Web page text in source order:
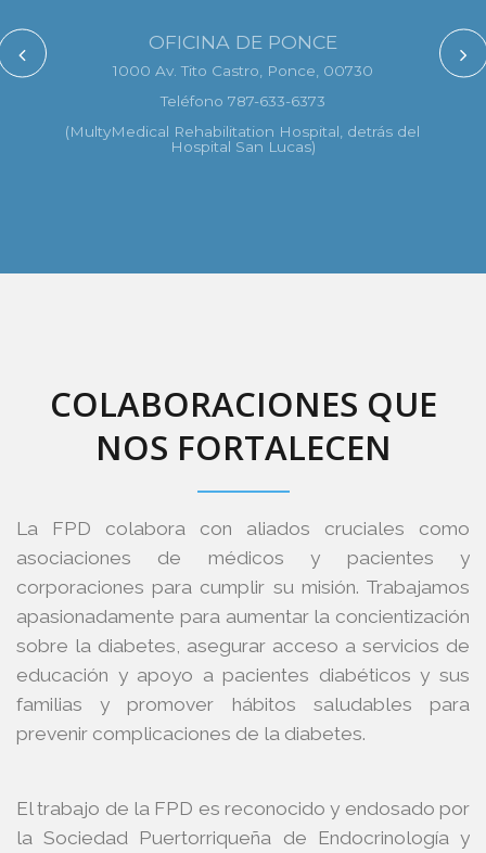
OFICINA DE PONCE
1000 Av. Tito Castro, Ponce, 00730
Teléfono 787-633-6373
(MultyMedical Rehabilitation Hospital, detrás del
Hospital San Lucas)
COLABORACIONES QUE
NOS FORTALECEN
La FPD colabora con aliados cruciales como
asociaciones de médicos y pacientes y
corporaciones para cumplir su misión. Trabajamos
apasionadamente para aumentar la concientización
sobre la diabetes, asegurar acceso a servicios de
educación y apoyo a pacientes diabéticos y sus
familias y promover hábitos saludables para
prevenir complicaciones de la diabetes.
El trabajo de la FPD es reconocido y endosado por
la Sociedad Puertorriqueña de Endocrinología y